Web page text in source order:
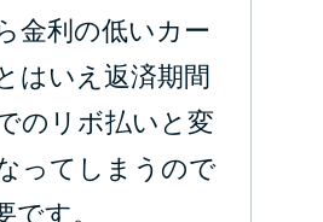
金利の低いカー
はいえ返済期間
のリボ払いと変
ってしまうので
です。